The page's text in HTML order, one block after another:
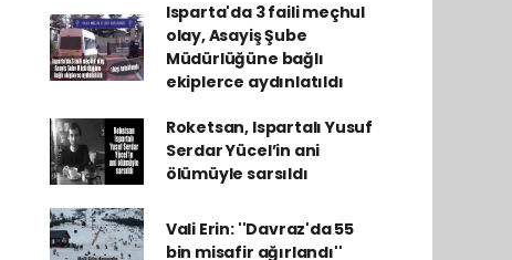
Isparta'da 3 faili meçhul
olay, Asayiş Şube
Müdürlüğüne bağlı
ekiplerce aydınlatıldı
Roketsan, Ispartalı Yusuf
Serdar Yücel’in ani
ölümüyle sarsıldı
Vali Erin: ''Davraz'da 55
bin misafir ağırlandı''